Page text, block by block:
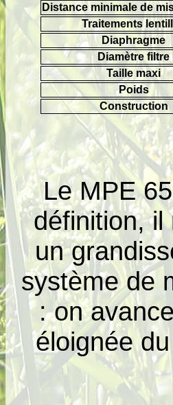
Distance minimale de
Traitements
Diaphragme
Diamètre filtre
Taille maxi
Poids
Construction
Le MPE
définition,
un
système de
: on
éloignée